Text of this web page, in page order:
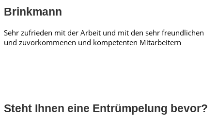
Brinkmann
Sehr zufrieden mit der Arbeit und mit den sehr freundlichen
und zuvorkommenen und kompetenten Mitarbeitern
Steht Ihnen eine Entrümpelung bevor?